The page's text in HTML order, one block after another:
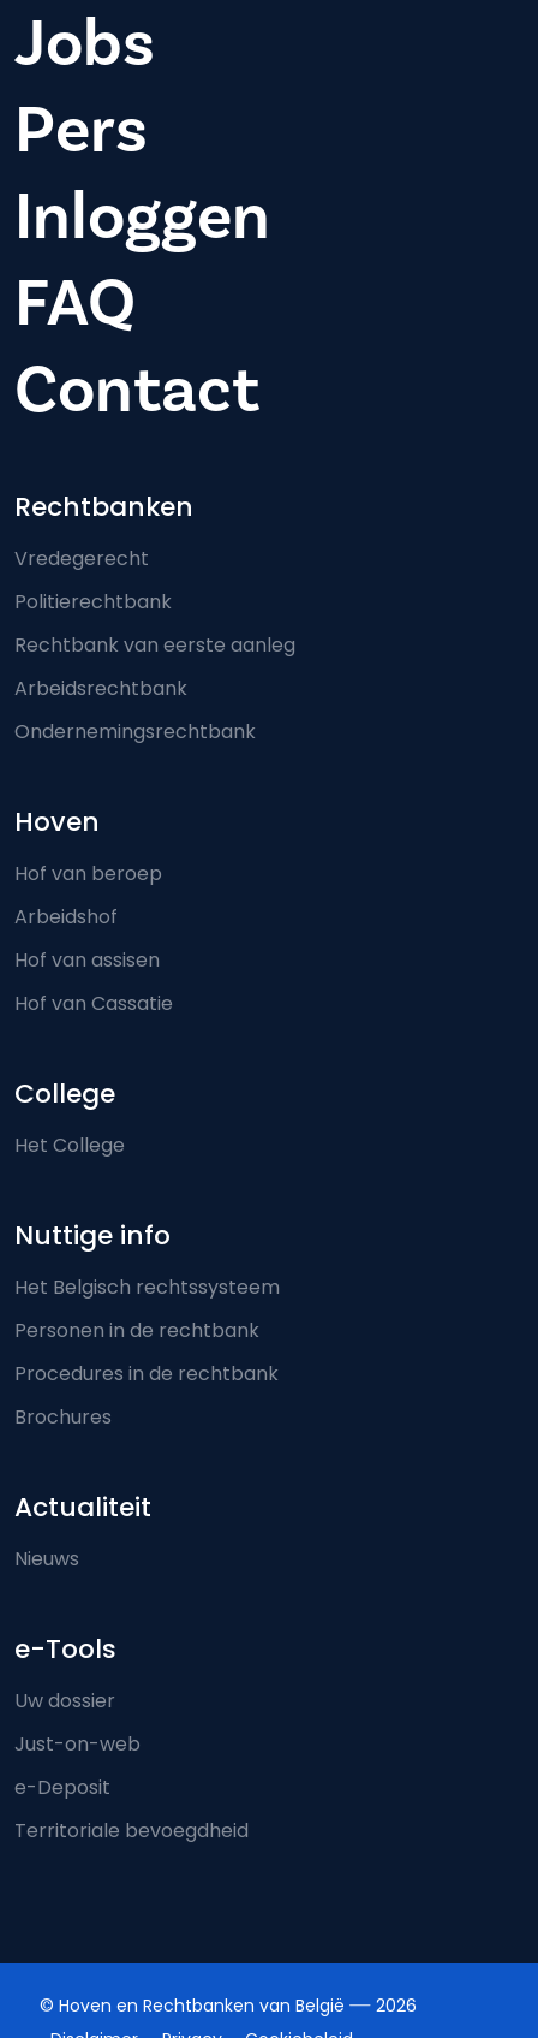
Jobs
Pers
Inloggen
FAQ
Contact
Footer-menu
Rechtbanken
Vredegerecht
Politierechtbank
Rechtbank van eerste aanleg
Arbeidsrechtbank
Ondernemingsrechtbank
Hoven
Hof van beroep
Arbeidshof
Hof van assisen
Hof van Cassatie
College
Het College
Nuttige info
Het Belgisch rechtssysteem
Personen in de rechtbank
Procedures in de rechtbank
Brochures
Actualiteit
Nieuws
e-Tools
Uw dossier
Just-on-web
e-Deposit
Territoriale bevoegdheid
© Hoven en Rechtbanken van België
2026